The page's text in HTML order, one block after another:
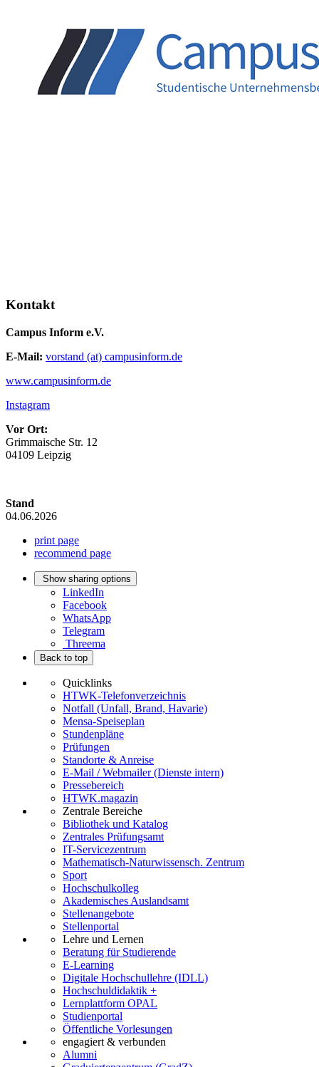
Kontakt
Campus Inform e.V.
E-Mail: vorstand (at) campusinform.de
www.campusinform.de
Instagram
Vor Ort:
Grimmaische Str. 12
04109 Leipzig
Stand
04.06.2026
print page
recommend page
Show sharing options
LinkedIn
Facebook
WhatsApp
Telegram
Threema
Back to top
Quicklinks
HTWK-Telefonverzeichnis
Notfall (Unfall, Brand, Havarie)
Mensa-Speiseplan
Stundenpläne
Prüfungen
Standorte & Anreise
E-Mail / Webmailer (Dienste intern)
Pressebereich
HTWK.magazin
Zentrale Bereiche
Bibliothek und Katalog
Zentrales Prüfungsamt
IT-Servicezentrum
Mathematisch-Naturwissensch. Zentrum
Sport
Hochschulkolleg
Akademisches Auslandsamt
Stellenangebote
Stellenportal
Lehre und Lernen
Beratung für Studierende
E-Learning
Digitale Hochschullehre (IDLL)
Hochschuldidaktik +
Lernplattform OPAL
Studienportal
Öffentliche Vorlesungen
engagiert & verbunden
Alumni